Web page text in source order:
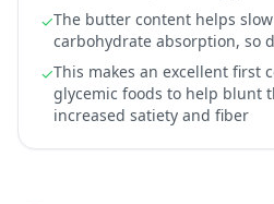
✓The butter content helps
carbohydrate absorption, so
✓This makes an excellent first
glycemic foods to help blunt
increased satiety and fiber